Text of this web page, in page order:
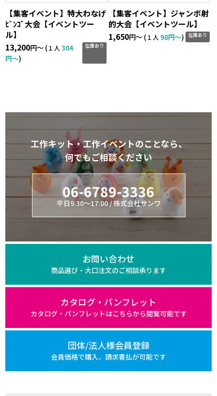
【集客イベント】特大わなげ
ﾋﾞﾝｺﾞ大会【イベントツー
ル】
13,200円〜 (１人304
円〜)
在庫あり
【集客イベント】ジャンボ射
的大会【イベントツール】
1,650円〜 (１人 98円〜) 在庫あり
工作キット・工作イベントのことなら、
何でもご相談ください
06-6789-3336
平日9:30～17:00 / 株式会社サンワ
お問い合わせ
商品選び・大口注文のご相談承ります
カタログ・パンフレット
カタログ・パンフレットはこちらから閲覧可能です
団体/法人様会員登録
会員価格で購入、 請求書払が可能です